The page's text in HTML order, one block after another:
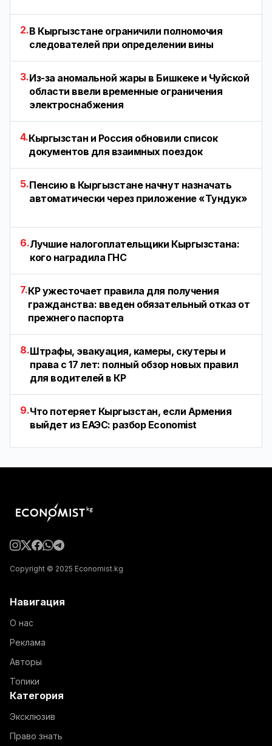
2.В Кыргызстане ограничили полномочия
следователей при определении вины
3.Из-за аномальной жары в Бишкеке и Чуйской
области ввели временные ограничения
электроснабжения
4.Кыргызстан и Россия обновили список
документов для взаимных поездок
5.Пенсию в Кыргызстане начнут назначать
автоматически через приложение «Тундук»
6.Лучшие налогоплательщики Кыргызстана:
кого наградила ГНС
7.КР ужесточает правила для получения
гражданства: введен обязательный отказ от
прежнего паспорта
8.Штрафы, эвакуация, камеры, скутеры и
права с 17 лет: полный обзор новых правил
для водителей в КР
9.Что потеряет Кыргызстан, если Армения
выйдет из ЕАЭС: разбор Economist
Copyright © 2025 Economist.kg
Навигация
О нас
Реклама
Авторы
Топики
Категория
Эксклюзив
Право знать